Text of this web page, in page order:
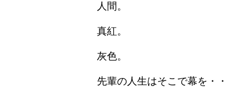
人間。
真紅。
灰色。
先輩の人生はそこで幕を・